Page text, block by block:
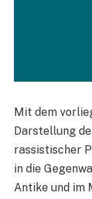
Mit dem
Darstellung
rassistischer
in die
Antike und im